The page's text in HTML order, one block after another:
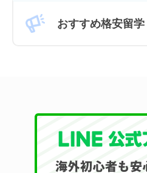
おすすめ格安留学